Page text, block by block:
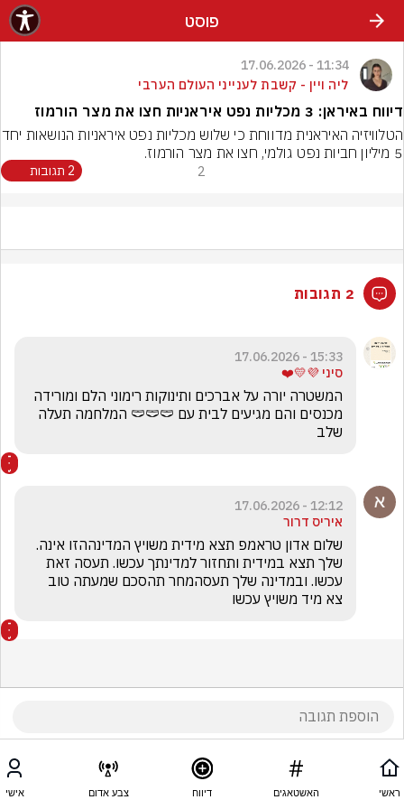
פוסט
11:34 - 17.06.2026
ליה ויין - קשבת לענייני העולם הערבי
דיווח באיראן: 3 מכליות נפט איראניות חצו את מצר הורמוז
5 מיליון חביות נפט גולמי, חצו את מצר הורמוז.
2 2 תגובות
2 תגובות
15:33 - 17.06.2026
סיני 💜💛❤️
שלב
12:12 - 17.06.2026
איריס דרור
צא מיד משויץ עכשו
ראשי האשטאגים דיווח צבע אדום אישי